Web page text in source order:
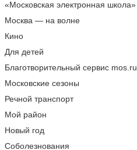
«Московская электронная школа»
Москва — на волне
Кино
Для детей
Благотворительный сервис mos.ru
Московские сезоны
Речной транспорт
Мой район
Новый год
Соболезнования